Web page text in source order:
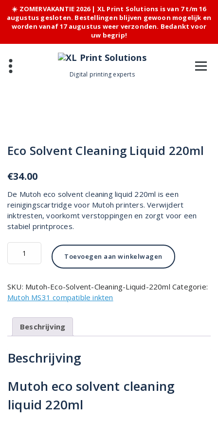
☀️ ZOMERVAKANTIE 2026 | XL Print Solutions is van 7 t/m 16
augustus gesloten. Bestellingen blijven gewoon mogelijk en
worden vanaf 17 augustus weer verzonden. Bedankt voor
uw begrip!
content
Digital printing experts
Eco Solvent Cleaning Liquid 220ml
€34.00
De Mutoh eco solvent cleaning liquid 220ml is een
reinigingscartridge voor Mutoh printers. Verwijdert
inktresten, voorkomt verstoppingen en zorgt voor een
stabiel printproces.
Eco
Solvent
220ml
aantal
Toevoegen aan winkelwagen
SKU: Mutoh-Eco-Solvent-Cleaning-Liquid-220ml Categorie:
Mutoh MS31 compatible inkten
Beschrijving
Beschrijving
Mutoh eco solvent cleaning
liquid 220ml